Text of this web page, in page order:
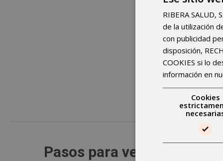
Pasos para venir a IMSKE
RIBERA
de la utilización
con publicidad
disposición,
COOKIES si lo
información en
Cookies